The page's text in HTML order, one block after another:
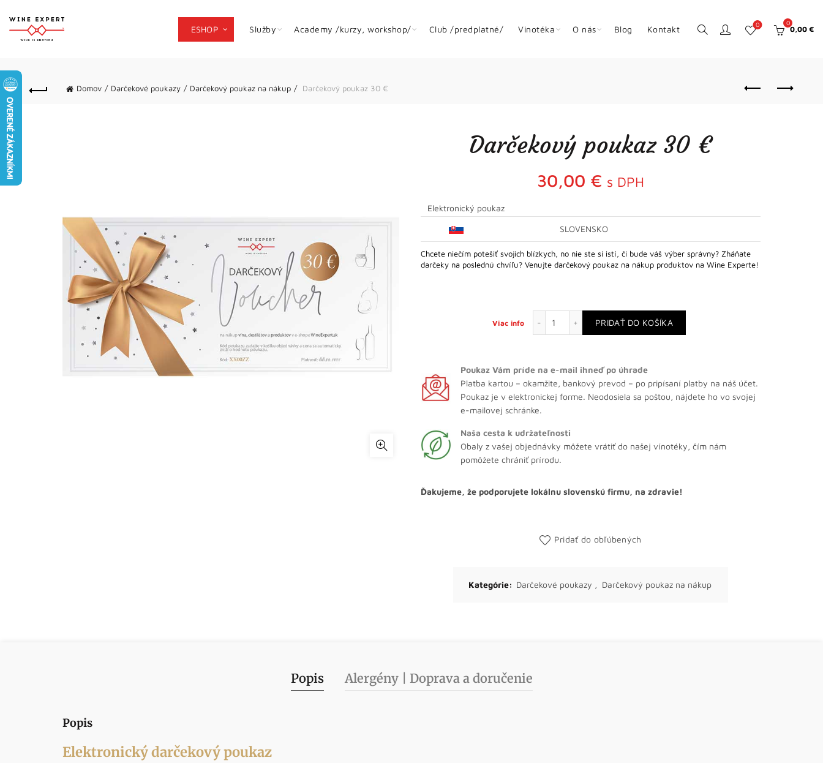
ESHOP Služby Academy /kurzy, workshop/ Club /predplatné/ Vinotéka O nás Blog Kontakt 0 0
0,00 €
Domov Darčekové poukazy Darčekový poukaz na nákup Darčekový poukaz 30 €
Darčekový poukaz 30 €
30,00 € s DPH
Elektronický poukaz
SLOVENSKO
Chcete niečím potešiť svojich blízkych, no nie ste si istí, či bude váš výber správny? Zháňate
darčeky na poslednú chvíľu? Venujte darčekový poukaz na nákup produktov na Wine Experte!
Viac info
množstvo Darčekový poukaz 30 €
PRIDAŤ DO KOŠÍKA
Poukaz Vám príde na e-mail ihneď po úhrade
Platba kartou – okamžite, bankový prevod – po pripísaní platby na náš účet.
Poukaz je v elektronickej forme. Neodosiela sa poštou, nájdete ho vo svojej
e-mailovej schránke.
Naša cesta k udržateľnosti
Obaly z vašej objednávky môžete vrátiť do našej vínotéky, čím nám
pomôžete chrániť prírodu.
Ďakujeme, že podporujete lokálnu slovenskú firmu, na zdravie!
Pridať do obľúbených
Kategórie: Darčekové poukazy , Darčekový poukaz na nákup
Popis Alergény | Doprava a doručenie
Popis
Elektronický darčekový poukaz